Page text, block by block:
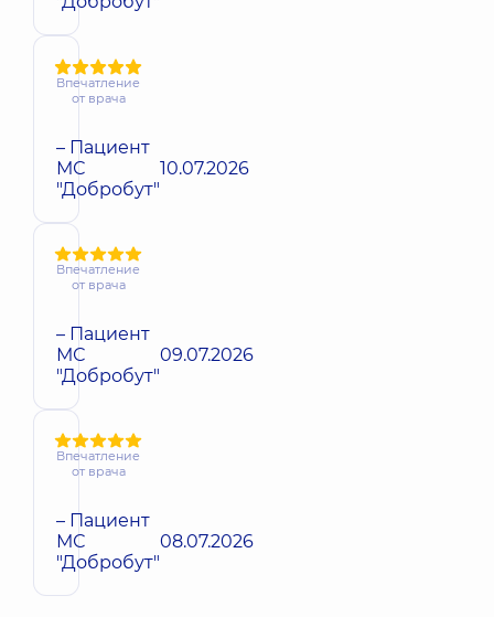
Впечатление
от врача
– Пациент
МС
"Добробут"
10.07.2026
Впечатление
от врача
– Пациент
МС
"Добробут"
09.07.2026
Впечатление
от врача
– Пациент
МС
"Добробут"
08.07.2026